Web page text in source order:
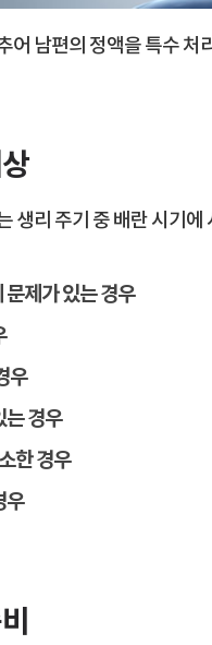
어 남편의 정액을 특수
생리 주기 중 배란 시기
제가 있는 경우
우
는 경우
한 경우
우